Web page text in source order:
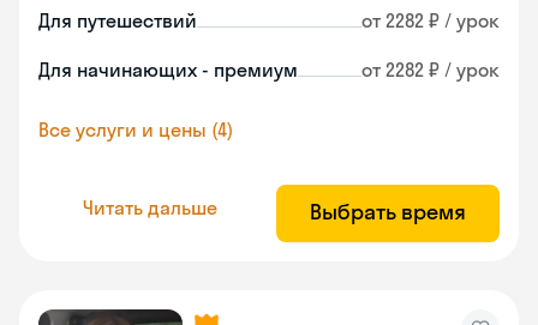
Для путешествий от 2282 ₽ / урок
Для начинающих - премиум от 2282 ₽ / урок
Все услуги и цены (4)
Читать дальше Выбрать время